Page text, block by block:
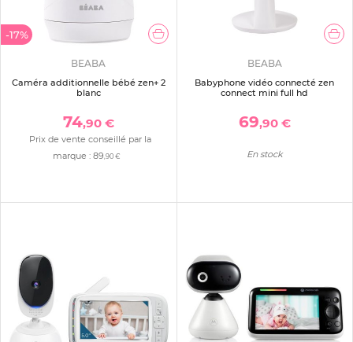
-17%
BEABA
Caméra additionnelle bébé zen+ 2
blanc
74,90 €
Prix de vente conseillé par la
marque :89,90 €
BEABA
Babyphone vidéo connecté zen
connect mini full hd
69,90 €
En stock